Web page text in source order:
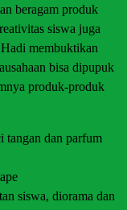
beragam produk
siswa juga
membuktikan
bisa dipupuk
produk-produk
tangan dan parfum
siswa, diorama dan